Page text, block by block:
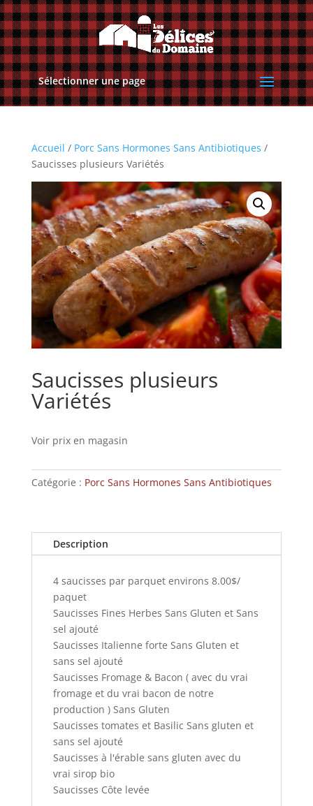
Sélectionner une page
Accueil / Porc Sans Hormones Sans Antibiotiques /
Saucisses plusieurs Variétés
Saucisses plusieurs
Variétés
Voir prix en magasin
Catégorie : Porc Sans Hormones Sans Antibiotiques
Description
4 saucisses par parquet environs 8.00$/
paquet
Saucisses Fines Herbes Sans Gluten et Sans
sel ajouté
Saucisses Italienne forte Sans Gluten et
sans sel ajouté
Saucisses Fromage & Bacon ( avec du vrai
fromage et du vrai bacon de notre
production ) Sans Gluten
Saucisses tomates et Basilic Sans gluten et
sans sel ajouté
Saucisses à l'érable sans gluten avec du
vrai sirop bio
Saucisses Côte levée